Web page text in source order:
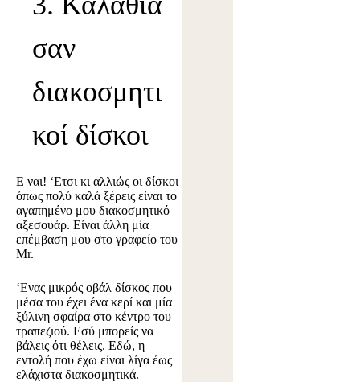
σαν
διακοσμητι
κοί δίσκοι
Ε ναι! ‘Ετσι κι αλλιώς οι δίσκοι
όπως πολύ καλά ξέρεις είναι το
αγαπημένο μου διακοσμητικό
αξεσουάρ. Είναι άλλη μία
επέμβαση μου στο γραφείο του
Mr.
‘Ενας μικρός οβάλ δίσκος που
μέσα του έχει ένα κερί και μία
ξύλινη σφαίρα στο κέντρο του
τραπεζιού. Εσύ μπορείς να
βάλεις ότι θέλεις. Εδώ, η
εντολή που έχω είναι λίγα έως
ελάχιστα διακοσμητικά.